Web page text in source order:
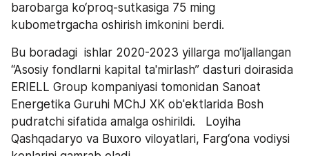
barobarga ko‘proq-sutkasiga 75 ming
kubometrgacha oshirish imkonini berdi.
Bu boradagi  ishlar 2020-2023 yillarga mo‘ljallangan
“Asosiy fondlarni kapital ta'mirlash” dasturi doirasida
ERIELL Group kompaniyasi tomonidan Sanoat
Energetika Guruhi MChJ XK ob'ektlarida Bosh
pudratchi sifatida amalga oshirildi.   Loyiha
Qashqadaryo va Buxoro viloyatlari, Farg‘ona vodiysi